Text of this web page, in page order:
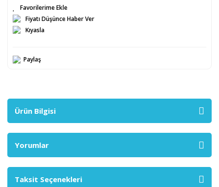
Fiyatı Düşünce Haber Ver
Kıyasla
Paylaş
Ürün Bilgisi
Yorumlar
Taksit Seçenekleri